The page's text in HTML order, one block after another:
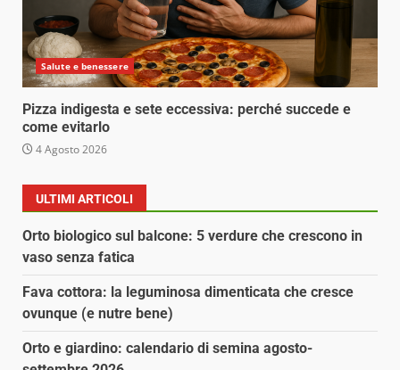
Salute e benessere
Pizza indigesta e sete eccessiva: perché succede e
come evitarlo
4 Agosto 2026
ULTIMI ARTICOLI
Orto biologico sul balcone: 5 verdure che crescono in
vaso senza fatica
Fava cottora: la leguminosa dimenticata che cresce
ovunque (e nutre bene)
Orto e giardino: calendario di semina agosto-